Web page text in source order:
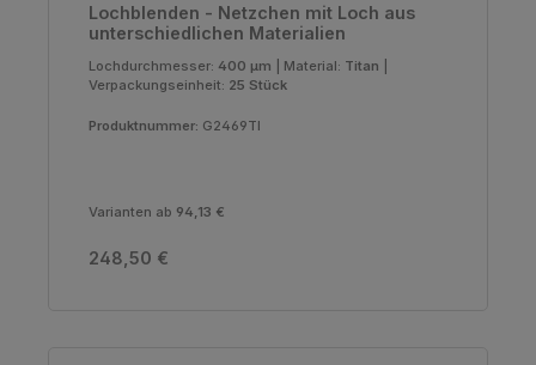
Lochblenden - Netzchen mit Loch aus
unterschiedlichen Materialien
Lochdurchmesser: 400 µm Material: Titan
Verpackungseinheit: 25 Stück
Produktnummer: G2469TI
Varianten ab 94,13 €
Regulärer Preis:
248,50 €